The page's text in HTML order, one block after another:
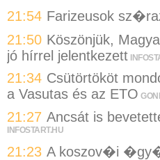
21:54 Farizeusok
21:50 Köszönjük,
jó hírrel jelentkezett
21:34 Csütörtököt
a Vasutas és az ETO
21:27 Ancsát is
INFOSTART.HU
21:23 A koszov�i